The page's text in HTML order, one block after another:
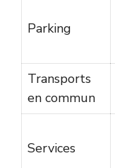
Parking
Transports
en commun
Services